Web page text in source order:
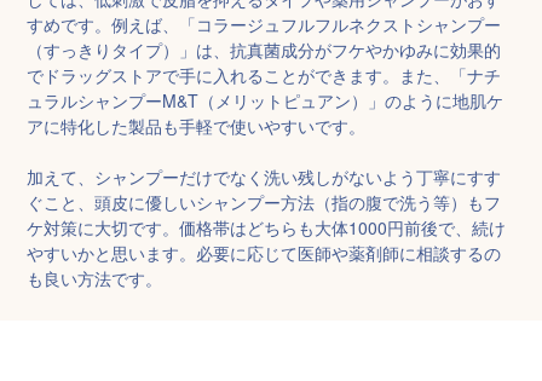
すめです。例えば、「コラージュフルフルネクストシャンプー
（すっきりタイプ）」は、抗真菌成分がフケやかゆみに効果的
でドラッグストアで手に入れることができます。また、「ナチ
ュラルシャンプーM&T（メリットピュアン）」のように地肌ケ
アに特化した製品も手軽で使いやすいです。
加えて、シャンプーだけでなく洗い残しがないよう丁寧にすす
ぐこと、頭皮に優しいシャンプー方法（指の腹で洗う等）もフ
ケ対策に大切です。価格帯はどちらも大体1000円前後で、続け
やすいかと思います。必要に応じて医師や薬剤師に相談するの
も良い方法です。